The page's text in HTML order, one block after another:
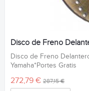
Disco de Freno
Disco de Freno
Yamaha*Portes Gratis
272,79 € 287,15 €